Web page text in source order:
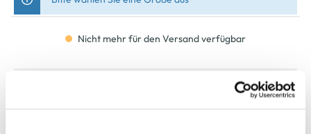
Nicht mehr für den Versand verfügbar